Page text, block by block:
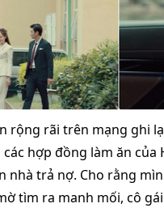
rộng rãi trên mạng ghi
hợp đồng làm ăn
nhà trả nợ. Cho rằng
tìm ra manh mối, cô